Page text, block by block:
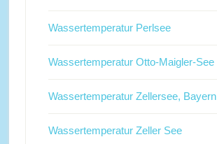
Wassertemperatur Perlsee
Wassertemperatur Otto-Maigler-See
Wassertemperatur Zellersee, Bayern
Wassertemperatur Zeller See